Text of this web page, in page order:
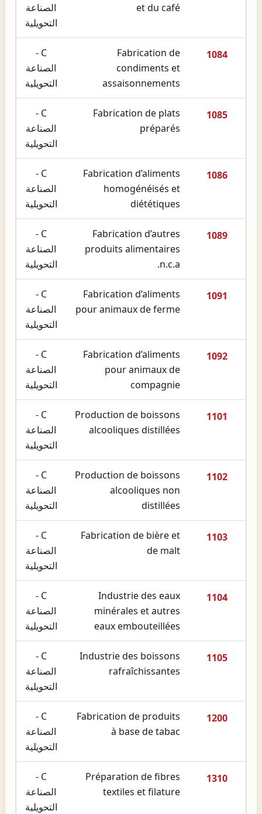
et du café
الصناعة
التحويلية
1084
Fabrication de
condiments et
assaisonnements
C -
الصناعة
التحويلية
1085
Fabrication de plats
préparés
C -
الصناعة
التحويلية
1086
Fabrication d’aliments
homogénéisés et
diététiques
C -
الصناعة
التحويلية
1089
Fabrication d’autres
produits alimentaires
n.c.a.
C -
الصناعة
التحويلية
1091
Fabrication d’aliments
pour animaux de ferme
C -
الصناعة
التحويلية
1092
Fabrication d’aliments
pour animaux de
compagnie
C -
الصناعة
التحويلية
1101
Production de boissons
alcooliques distillées
C -
الصناعة
التحويلية
1102
Production de boissons
alcooliques non
distillées
C -
الصناعة
التحويلية
1103
Fabrication de bière et
de malt
C -
الصناعة
التحويلية
1104
Industrie des eaux
minérales et autres
eaux embouteillées
C -
الصناعة
التحويلية
1105
Industrie des boissons
rafraîchissantes
C -
الصناعة
التحويلية
1200
Fabrication de produits
à base de tabac
C -
الصناعة
التحويلية
1310
Préparation de fibres
textiles et filature
C -
الصناعة
التحويلية